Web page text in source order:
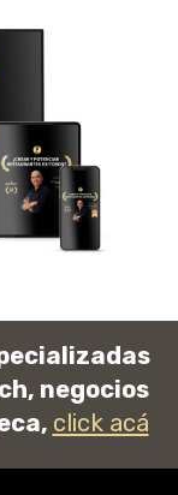
negocios
click acá